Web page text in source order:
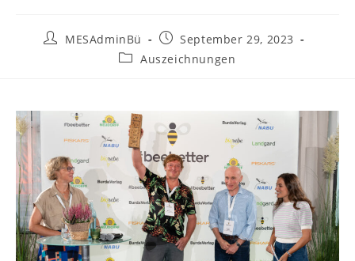
MESAdminBü
September 29, 2023
Auszeichnungen